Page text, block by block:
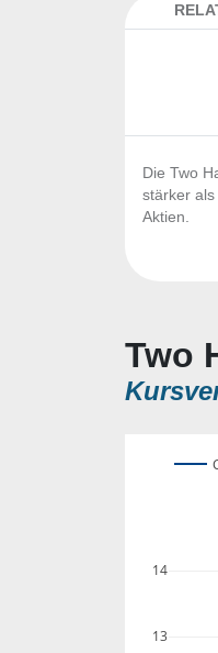
Die Two
stärker
Aktien.
Two
13
14